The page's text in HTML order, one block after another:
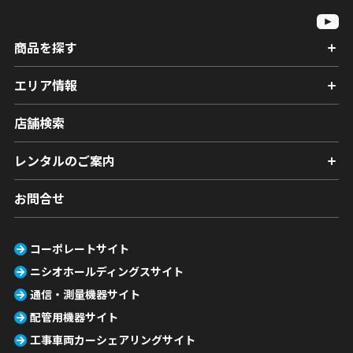
商品を探す
エリア情報
店舗検索
レンタルのご案内
お問合せ
コーポレートサイト
ニシオホールディングスサイト
通信・測量機器サイト
配管用機器サイト
工事車両カーシェアリングサイト